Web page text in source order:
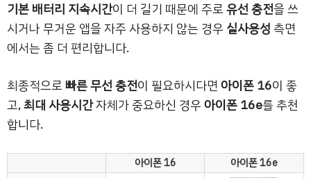
기본 배터리 지속시간이 더 길기 때문에 주로유선 충전을 쓰
시거나 무거운 앱을 자주 사용하지 않는 경우 실사용성측면
에서는 좀 더 편리합니다.
최종적으로빠른 무선 충전이 필요하시다면아이폰 16이 좋
고,최대 사용시간자체가 중요하신 경우아이폰 16e를 추천
합니다.
아이폰 16 아이폰 16e